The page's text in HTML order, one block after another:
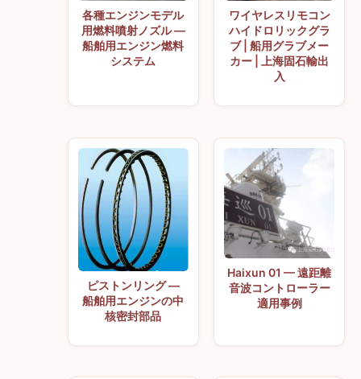
各種エンジンモデル
用燃料噴射ノズル —
船舶用エンジン燃料
システム
ワイヤレスリモコン
ハイドロリックグラ
ブ | 船用グラブメー
カー | 上海固石輸出
入
ピストンリング —
船舶用エンジンの中
核密封部品
Haixun 01 — 遠距離
音波コントローラー
適用事例